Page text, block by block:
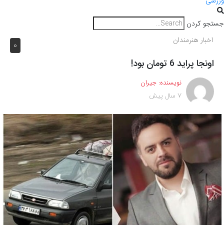
جستجو کردن
0 اخبار هنرمندان
اونجا پراید 6 تومان بود!
نویسنده: جیران
7 سال پیش